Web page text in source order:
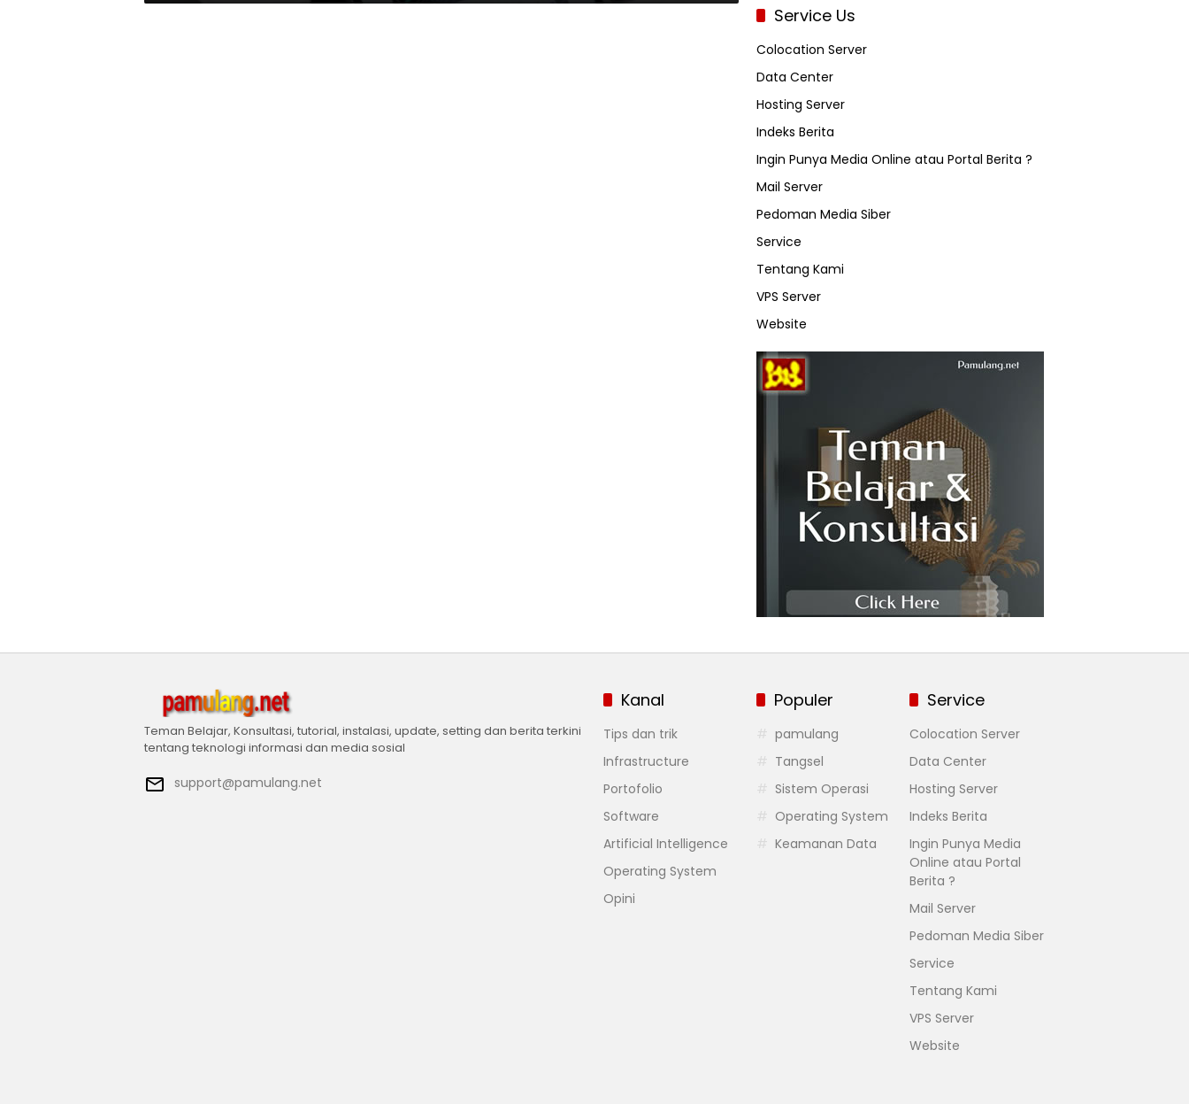
Service Us
Colocation Server
Data Center
Hosting Server
Indeks Berita
Ingin Punya Media Online atau Portal Berita ?
Mail Server
Pedoman Media Siber
Service
Tentang Kami
VPS Server
Website
Teman Belajar, Konsultasi, tutorial, instalasi, update, setting dan berita terkini
tentang teknologi informasi dan media sosial
support@pamulang.net
Kanal
Tips dan trik
Infrastructure
Portofolio
Software
Artificial Intelligence
Operating System
Opini
Populer
pamulang
Tangsel
Sistem Operasi
Operating System
Keamanan Data
Service
Colocation Server
Data Center
Hosting Server
Indeks Berita
Ingin Punya Media
Online atau Portal
Berita ?
Mail Server
Pedoman Media Siber
Service
Tentang Kami
VPS Server
Website